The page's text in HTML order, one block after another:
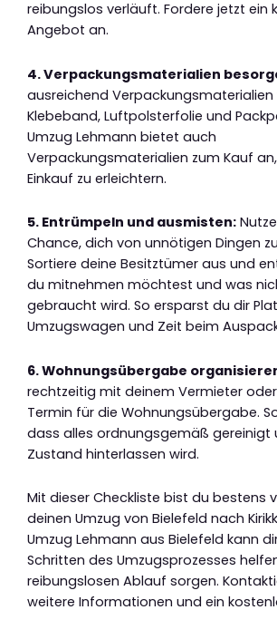
reibungslos verläuft. Fordere jetzt ein
Angebot an.
4. Verpackungsmaterialien
ausreichend Verpackungsmaterialien
Klebeband, Luftpolsterfolie und
Umzug Lehmann bietet auch
Verpackungsmaterialien zum Kauf
Einkauf zu erleichtern.
5. Entrümpeln und ausmisten:
Chance, dich von unnötigen Dingen
Sortiere deine Besitztümer aus und
du mitnehmen möchtest und was
gebraucht wird. So ersparst du dir
Umzugswagen und Zeit beim
6. Wohnungsübergabe
rechtzeitig mit deinem Vermieter oder
Termin für die Wohnungsübergabe.
dass alles ordnungsgemäß gereinigt
Zustand hinterlassen wird.
Mit dieser Checkliste bist du bestens
deinen Umzug von Bielefeld nach
Umzug Lehmann aus Bielefeld kann
Schritten des Umzugsprozesses
reibungslosen Ablauf sorgen.
weitere Informationen und ein